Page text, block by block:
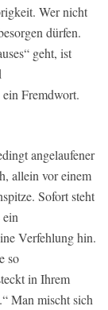
Wer nicht
dürfen.
geht, ist
Fremdwort.
angelaufener
allein vor einem
Sofort steht
Verfehlung hin.
so
in Ihrem
Man mischt sich